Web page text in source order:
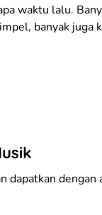
waktu lalu.
banyak juga
dapatkan dengan